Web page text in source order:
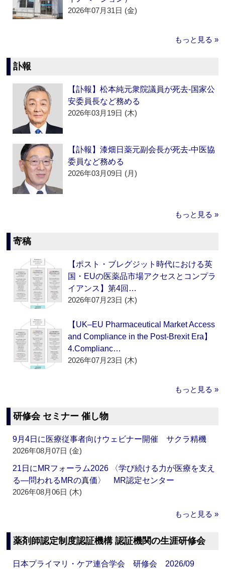
2026年07月31日 (金)
もっと見る »
訃報
【訃報】松本純元衆院議員が死去‐国家公
安委員長など務める
2026年03月19日 (木)
【訃報】漆畑日薬元副会長が死去‐中医協
委員など務める
2026年03月09日 (月)
もっと見る »
寄稿
【ポスト・ブレグジット時代における英
国・EUの医薬品市場アクセスとコンプラ
イアンス】第4回…
2026年07月23日 (木)
【UK–EU Pharmaceutical Market Access
and Compliance in the Post-Brexit Era】
4.Complianc…
2026年07月23日 (木)
もっと見る »
研修会 セミナー 催し物
9月4日に医療従事者向けウェビナー開催 サクラ精機
2026年08月07日 (金)
21日にMRフォーラム2026 〈学び続ける力が医療を支え
る―問われるMRの真価〉 MR認定センター
2026年08月06日 (木)
もっと見る »
薬剤師認定制度認証機構 認証機関の生涯研修会
日本プライマリ・ケア連合学会 研修会 2026/09